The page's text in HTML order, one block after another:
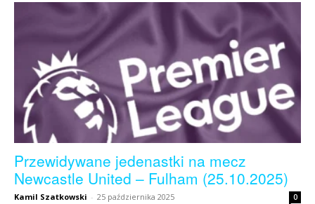
Przewidywane jedenastki na mecz
Newcastle United – Fulham (25.10.2025)
Kamil Szatkowski - 25 października 2025 0